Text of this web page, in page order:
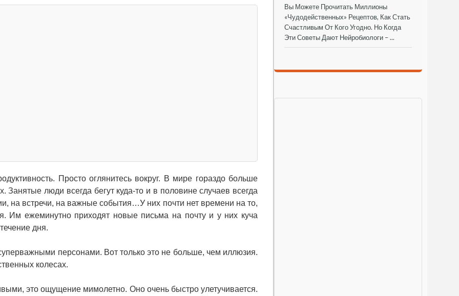
Просто оглянитесь вокруг. В мире гораздо больше
люди всегда бегут куда-то и в половине случаев всегда
на встречи, на важные события…У них почти нет времени на то,
Им ежеминутно приходят новые письма на почту и у них куча
дня.
персонами. Вот только это не больше, чем иллюзия.
колесах.
это ощущение мимолетно. Оно очень быстро улетучивается.
Вы Можете Прочитать Миллионы
«чудодейственных» Рецептов, Как Стать
Счастливым От Кого Угодно. Но Когда
Эти Советы Дают Нейробиологи – ...